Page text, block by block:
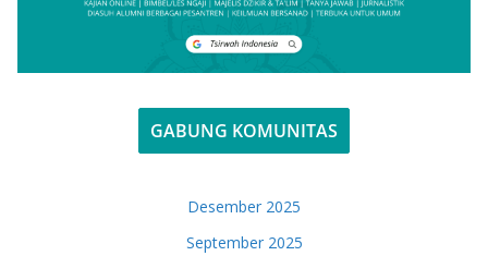
GABUNG KOMUNITAS
Desember 2025
September 2025